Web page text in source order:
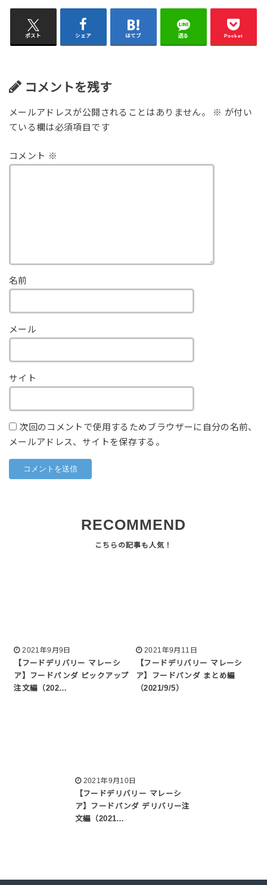
ポスト シェア はてブ 送る Pocket
コメントを残す
メールアドレスが公開されることはありません。 ※ が付い
ている欄は必須項目です
コメント ※
名前
メール
サイト
次回のコメントで使用するためブラウザーに自分の名前、
メールアドレス、サイトを保存する。
RECOMMEND
2021年9月9日
【フードデリバリー マレーシ
ア】フードパンダ ピックアップ
注文編（202…
2021年9月11日
【フードデリバリー マレーシ
ア】フードパンダ まとめ編
（2021/9/5）
2021年9月10日
【フードデリバリー マレーシ
ア】フードパンダ デリバリー注
文編（2021…